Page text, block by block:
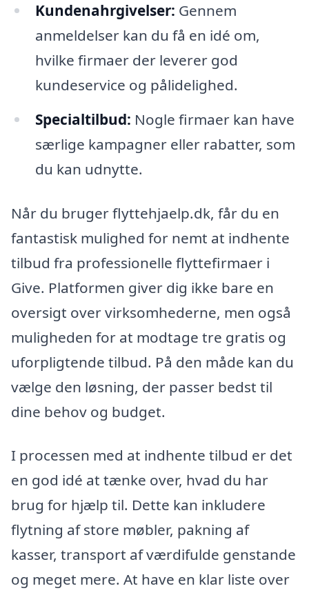
Kundenahrgivelser: Gennem
anmeldelser kan du få en idé om,
hvilke firmaer der leverer god
kundeservice og pålidelighed.
Specialtilbud: Nogle firmaer kan have
særlige kampagner eller rabatter, som
du kan udnytte.
Når du bruger flyttehjaelp.dk, får du en
fantastisk mulighed for nemt at indhente
tilbud fra professionelle flyttefirmaer i
Give. Platformen giver dig ikke bare en
oversigt over virksomhederne, men også
muligheden for at modtage tre gratis og
uforpligtende tilbud. På den måde kan du
vælge den løsning, der passer bedst til
dine behov og budget.
I processen med at indhente tilbud er det
en god idé at tænke over, hvad du har
brug for hjælp til. Dette kan inkludere
flytning af store møbler, pakning af
kasser, transport af værdifulde genstande
og meget mere. At have en klar liste over